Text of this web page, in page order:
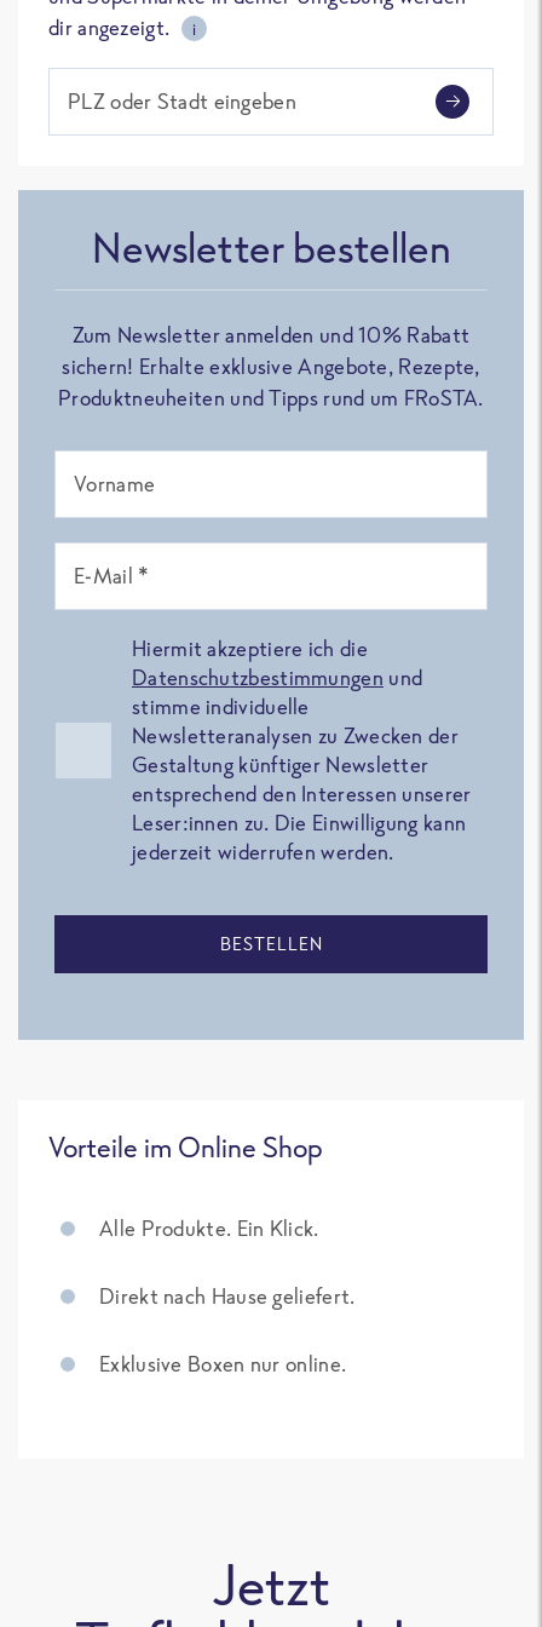
dir angezeigt.
i
PLZ oder Stadt eingeben
Newsletter bestellen
Zum Newsletter anmelden und 10% Rabatt
sichern! Erhalte exklusive Angebote, Rezepte,
Produktneuheiten und Tipps rund um FRoSTA.
Vorname
E-Mail *
Hiermit akzeptiere ich die
Datenschutzbestimmungen und
stimme individuelle
Newsletteranalysen zu Zwecken der
Gestaltung künftiger Newsletter
entsprechend den Interessen unserer
Leser:innen zu. Die Einwilligung kann
jederzeit widerrufen werden.
BESTELLEN
Vorteile im Online Shop
Alle Produkte. Ein Klick.
Direkt nach Hause geliefert.
Exklusive Boxen nur online.
Jetzt